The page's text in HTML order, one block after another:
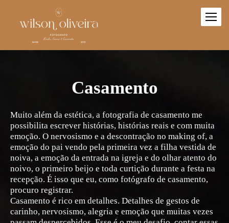
Casamento
Muito além da estética, a fotografia de casamento me
possibilita escrever histórias, histórias reais e com muita
emoção. O nervosismo e a descontração no making of, a
emoção do pai vendo pela primeira vez a filha vestida de
noiva, a emoção da entrada na igreja e do olhar atento do
noivo, o primeiro beijo e toda curtição durante a festa na
recepção. É isso que eu, como fotógrafo de casamento,
procuro registrar.
Casamento é rico em detalhes. Detalhes de gestos de
carinho, nervosismo, alegria e emoção que muitas vezes